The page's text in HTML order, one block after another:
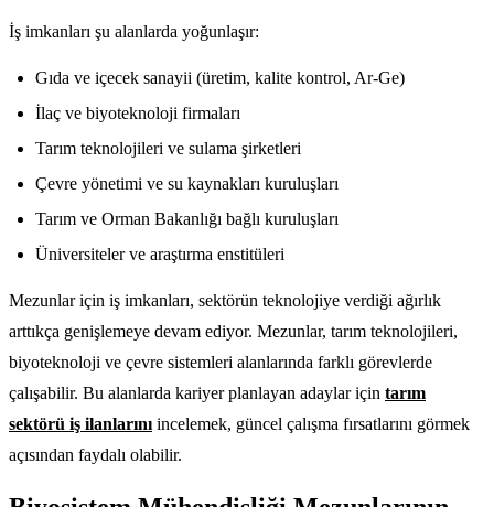
İş imkanları şu alanlarda yoğunlaşır:
Gıda ve içecek sanayii (üretim, kalite kontrol, Ar-Ge)
İlaç ve biyoteknoloji firmaları
Tarım teknolojileri ve sulama şirketleri
Çevre yönetimi ve su kaynakları kuruluşları
Tarım ve Orman Bakanlığı bağlı kuruluşları
Üniversiteler ve araştırma enstitüleri
Mezunlar için iş imkanları, sektörün teknolojiye verdiği ağırlık
arttıkça genişlemeye devam ediyor. Mezunlar, tarım teknolojileri,
biyoteknoloji ve çevre sistemleri alanlarında farklı görevlerde
çalışabilir. Bu alanlarda kariyer planlayan adaylar için tarım
sektörü iş ilanlarını incelemek, güncel çalışma fırsatlarını görmek
açısından faydalı olabilir.